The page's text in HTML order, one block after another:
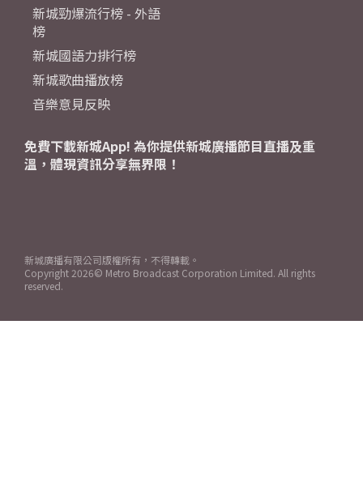
新城勁爆流行榜 - 外語
榜
新城國語力排行榜
新城歌曲播放榜
音樂意見反映
免費下載新城App! 為你提供新城廣播節目直播及重
溫，體現資訊分享無界限！
新城廣播有限公司版權所有，不得轉載。
Copyright 2026© Metro Broadcast Corporation Limited. All rights
reserved.